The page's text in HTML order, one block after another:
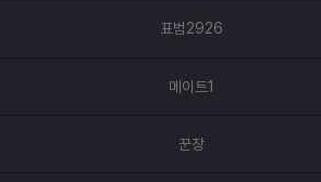
한눈에 느껴졌습니다. 저는 게임과 문서 작업, 인터
벅임 없이 부드럽게 돌아가 정말 만족스럽습니다. 게
간 사용하기에도 부담이 없었습니다. 가격 대비 성능
표범2926
메이트1
꾼장